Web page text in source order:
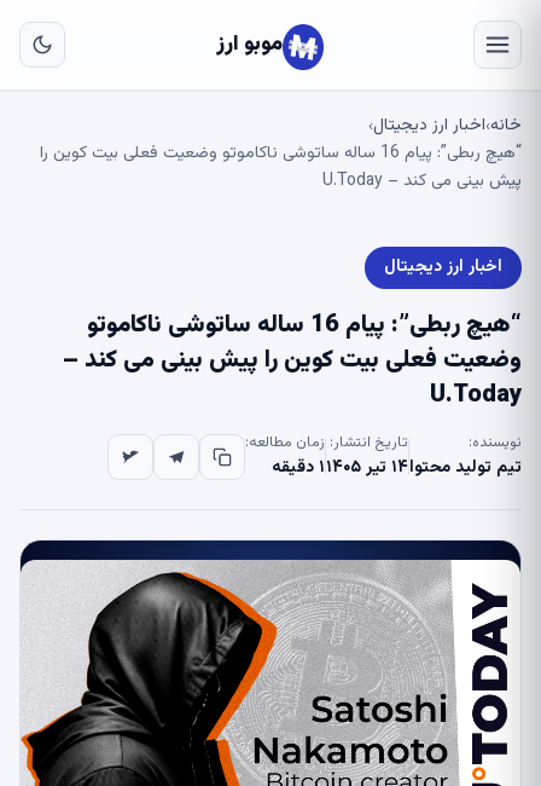
موبو ارز
خانه›اخبار ارز دیجیتال›
“هیچ ربطی”: پیام 16 ساله ساتوشی ناکاموتو وضعیت فعلی بیت کوین را
پیش بینی می کند – U.Today
اخبار ارز دیجیتال
“هیچ ربطی”: پیام 16 ساله ساتوشی ناکاموتو
وضعیت فعلی بیت کوین را پیش بینی می کند –
U.Today
نویسنده:
تیم تولید محتوا
تاریخ انتشار:
۱۴ تیر ۱۴۰۵
زمان مطالعه:
۱ دقیقه